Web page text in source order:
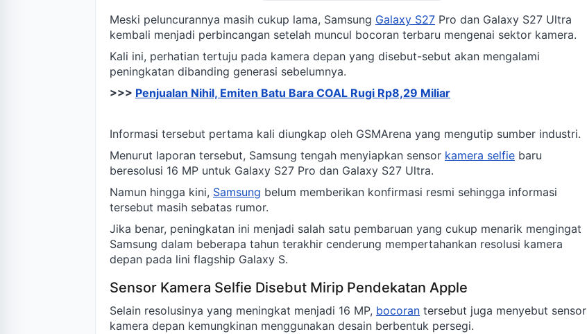
Meski peluncurannya masih cukup lama, Samsung Galaxy S27 Pro dan Galaxy S27 Ultra
kembali menjadi perbincangan setelah muncul bocoran terbaru mengenai sektor kamera.
Kali ini, perhatian tertuju pada kamera depan yang disebut-sebut akan mengalami
peningkatan dibanding generasi sebelumnya.
>>> Penjualan Nihil, Emiten Batu Bara COAL Rugi Rp8,29 Miliar
Informasi tersebut pertama kali diungkap oleh GSMArena yang mengutip sumber industri.
Menurut laporan tersebut, Samsung tengah menyiapkan sensor kamera selfie baru
beresolusi 16 MP untuk Galaxy S27 Pro dan Galaxy S27 Ultra.
Namun hingga kini, Samsung belum memberikan konfirmasi resmi sehingga informasi
tersebut masih sebatas rumor.
Jika benar, peningkatan ini menjadi salah satu pembaruan yang cukup menarik mengingat
Samsung dalam beberapa tahun terakhir cenderung mempertahankan resolusi kamera
depan pada lini flagship Galaxy S.
Sensor Kamera Selfie Disebut Mirip Pendekatan Apple
Selain resolusinya yang meningkat menjadi 16 MP, bocoran tersebut juga menyebut sensor
kamera depan kemungkinan menggunakan desain berbentuk persegi.